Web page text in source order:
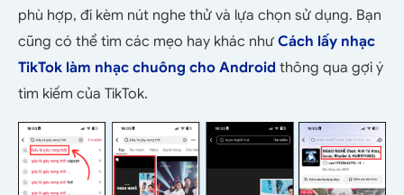
phù hợp, đi kèm nút nghe thử và lựa chọn sử dụng. Bạn
cũng có thể tìm các mẹo hay khác như Cách lấy nhạc
TikTok làm nhạc chuông cho Android thông qua gợi ý
tìm kiếm của TikTok.